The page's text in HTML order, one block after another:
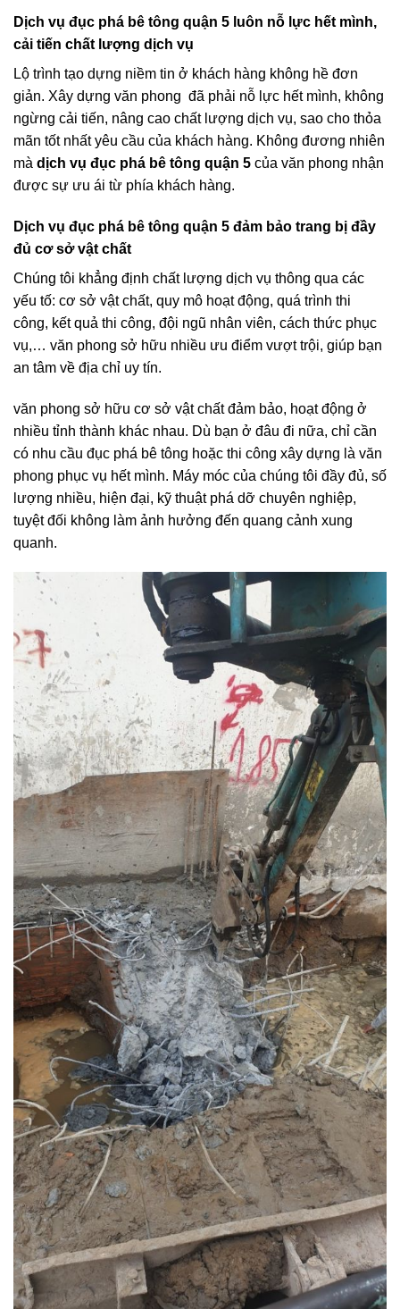
Dịch vụ đục phá bê tông quận 5 luôn nỗ lực hết mình,
cải tiến chất lượng dịch vụ
Lộ trình tạo dựng niềm tin ở khách hàng không hề đơn
giản. Xây dựng văn phong đã phải nỗ lực hết mình, không
ngừng cải tiến, nâng cao chất lượng dịch vụ, sao cho thỏa
mãn tốt nhất yêu cầu của khách hàng. Không đương nhiên
mà dịch vụ đục phá bê tông quận 5 của văn phong nhận
được sự ưu ái từ phía khách hàng.
Dịch vụ đục phá bê tông quận 5 đảm bảo trang bị đầy
đủ cơ sở vật chất
Chúng tôi khẳng định chất lượng dịch vụ thông qua các
yếu tố: cơ sở vật chất, quy mô hoạt động, quá trình thi
công, kết quả thi công, đội ngũ nhân viên, cách thức phục
vụ,… văn phong sở hữu nhiều ưu điểm vượt trội, giúp bạn
an tâm về địa chỉ uy tín.
văn phong sở hữu cơ sở vật chất đảm bảo, hoạt động ở
nhiều tỉnh thành khác nhau. Dù bạn ở đâu đi nữa, chỉ cần
có nhu cầu đục phá bê tông hoặc thi công xây dựng là văn
phong phục vụ hết mình. Máy móc của chúng tôi đầy đủ, số
lượng nhiều, hiện đại, kỹ thuật phá dỡ chuyên nghiệp,
tuyệt đối không làm ảnh hưởng đến quang cảnh xung
quanh.